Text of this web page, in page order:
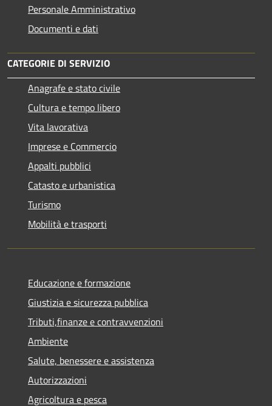
Personale Amministrativo
Documenti e dati
CATEGORIE DI SERVIZIO
Anagrafe e stato civile
Cultura e tempo libero
Vita lavorativa
Imprese e Commercio
Appalti pubblici
Catasto e urbanistica
Turismo
Mobilità e trasporti
Educazione e formazione
Giustizia e sicurezza pubblica
Tributi,finanze e contravvenzioni
Ambiente
Salute, benessere e assistenza
Autorizzazioni
Agricoltura e pesca